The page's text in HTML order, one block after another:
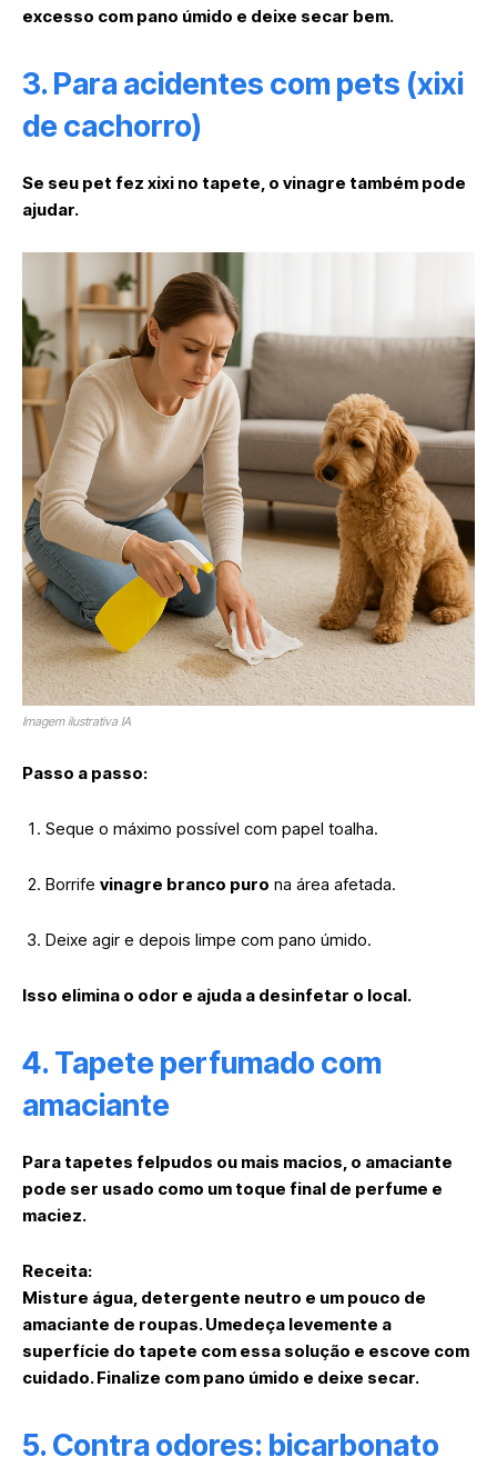
excesso com pano úmido e deixe secar bem.
3. Para acidentes com pets (xixi
de cachorro)
Se seu pet fez xixi no tapete, o vinagre também pode
ajudar.
Imagem ilustrativa IA
Passo a passo:
Seque o máximo possível com papel toalha.
Borrife vinagre branco puro na área afetada.
Deixe agir e depois limpe com pano úmido.
Isso elimina o odor e ajuda a desinfetar o local.
4. Tapete perfumado com
amaciante
Para tapetes felpudos ou mais macios, o amaciante
pode ser usado como um toque final de perfume e
maciez.
Receita:
Misture água, detergente neutro e um pouco de
amaciante de roupas. Umedeça levemente a
superfície do tapete com essa solução e escove com
cuidado. Finalize com pano úmido e deixe secar.
5. Contra odores: bicarbonato